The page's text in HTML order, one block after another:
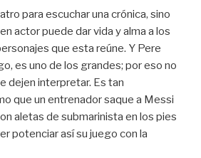
para escuchar una crónica, sino
actor puede dar vida y alma a los
que esta reúne. Y Pere
es uno de los grandes; por eso no
dejen interpretar. Es tan
que un entrenador saque a Messi
aletas de submarinista en los pies
potenciar así su juego con la